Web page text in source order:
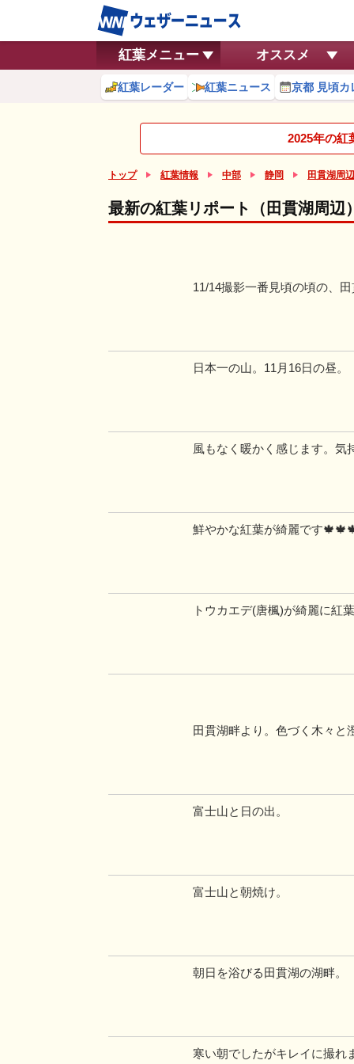
紅葉メニュー オススメ
紅葉レーダー 紅葉ニュース 京都 見頃カ
2025年の紅
トップ 紅葉情報 中部 静岡 田貫湖周辺
最新の紅葉リポート（田貫湖周辺
11/14撮影一番見頃の頃の、
日本一の山。11月16日の昼。
風もなく暖かく感じます。気
鮮やかな紅葉が綺麗です
トウカエデ(唐楓)が綺麗に紅
田貫湖畔より。色づく木々と
富士山と日の出。
富士山と朝焼け。
朝日を浴びる田貫湖の湖畔。
寒い朝でしたがキレイに撮れ